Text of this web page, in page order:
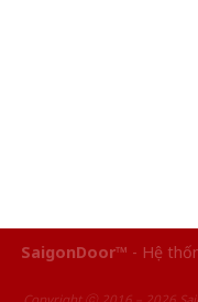
SaigonDoor™ - Hệ